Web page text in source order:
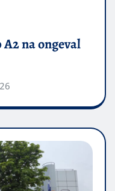
na ongeval